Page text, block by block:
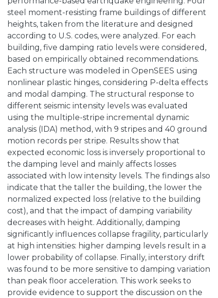
steel moment-resisting frame buildings of different
heights, taken from the literature and designed
according to U.S. codes, were analyzed. For each
building, five damping ratio levels were considered,
based on empirically obtained recommendations.
Each structure was modeled in OpenSEES using
nonlinear plastic hinges, considering P-delta effects
and modal damping. The structural response to
different seismic intensity levels was evaluated
using the multiple-stripe incremental dynamic
analysis (IDA) method, with 9 stripes and 40 ground
motion records per stripe. Results show that
expected economic loss is inversely proportional to
the damping level and mainly affects losses
associated with low intensity levels. The findings also
indicate that the taller the building, the lower the
normalized expected loss (relative to the building
cost), and that the impact of damping variability
decreases with height. Additionally, damping
significantly influences collapse fragility, particularly
at high intensities: higher damping levels result in a
lower probability of collapse. Finally, interstory drift
was found to be more sensitive to damping variation
than peak floor acceleration. This work seeks to
provide evidence to support the discussion on the